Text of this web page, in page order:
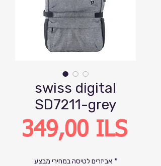
swiss digital
SD7211-grey
349,00 ILS
אביזרים לטיסה במחירי מבצע *